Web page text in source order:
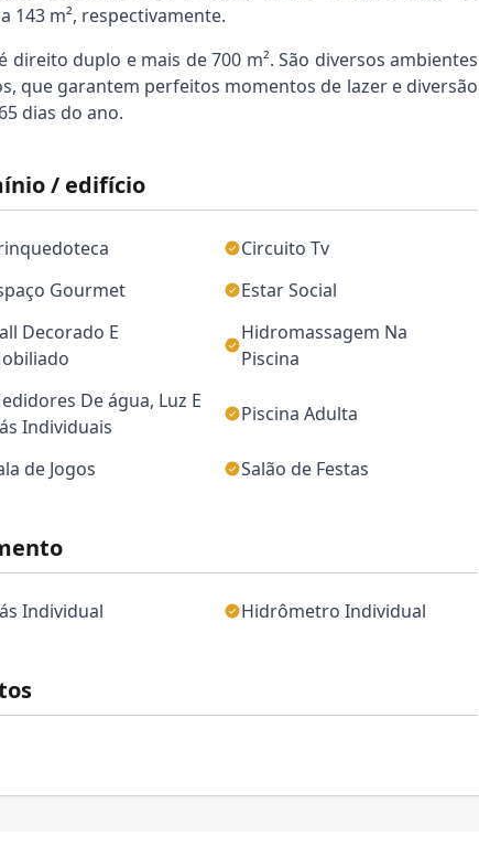
/ edifício
Circuito Tv
Gourmet Estar Social
Decorado E
Hidromassagem Na
Piscina
De água, Luz E
Individuais
Piscina Adulta
de Jogos Salão de Festas
Individual Hidrômetro Individual
143 m², respectivamente.
direito duplo e mais de 700 m². São diversos ambientes
que garantem perfeitos momentos de lazer e diversão
dias do ano.